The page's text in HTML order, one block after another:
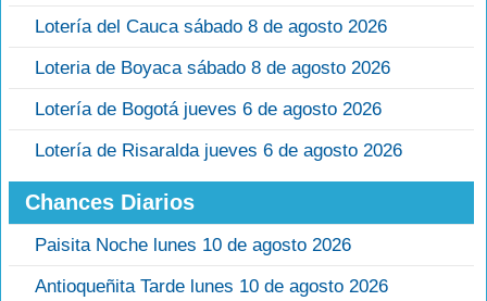
Lotería del Cauca sábado 8 de agosto 2026
Loteria de Boyaca sábado 8 de agosto 2026
Lotería de Bogotá jueves 6 de agosto 2026
Lotería de Risaralda jueves 6 de agosto 2026
Chances Diarios
Paisita Noche lunes 10 de agosto 2026
Antioqueñita Tarde lunes 10 de agosto 2026